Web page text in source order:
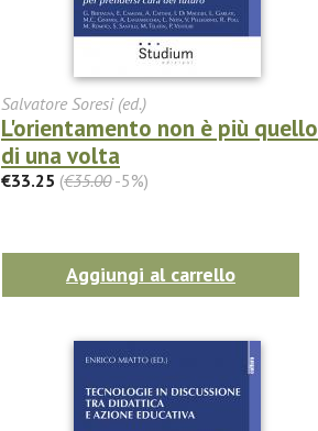
Salvatore Soresi (ed.)
L'orientamento non è più quello
di una volta
€33.25 (€35.00-5%)
Aggiungi al carrello